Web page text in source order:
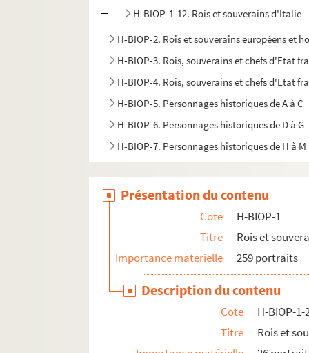
H-BIOP-1-12. Rois et souverains d'Italie
H-BIOP-2. Rois et souverains européens et
H-BIOP-3. Rois, souverains et chefs d'Etat
H-BIOP-4. Rois, souverains et chefs d'Etat
H-BIOP-5. Personnages historiques de A à C
H-BIOP-6. Personnages historiques de D à G
H-BIOP-7. Personnages historiques de H à M
H-BIOP-9. Portraits de personnages du
Présentation du contenu
Cote
H-BIOP-1
Titre
Rois et
Importance matérielle
259 portraits
Description du contenu
Cote
H-BIOP-1-
Titre
Rois et